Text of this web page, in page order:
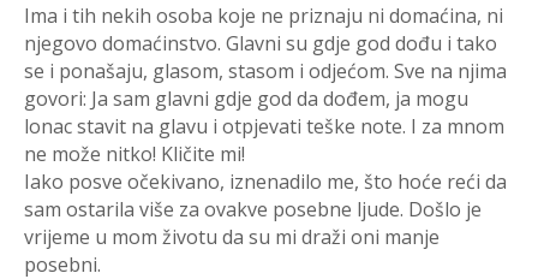
Ima i tih nekih osoba koje ne priznaju ni domaćina, ni
njegovo domaćinstvo. Glavni su gdje god dođu i tako
se i ponašaju, glasom, stasom i odjećom. Sve na njima
govori: Ja sam glavni gdje god da dođem, ja mogu
lonac stavit na glavu i otpjevati teške note. I za mnom
ne može nitko! Kličite mi!
Iako posve očekivano, iznenadilo me, što hoće reći da
sam ostarila više za ovakve posebne ljude. Došlo je
vrijeme u mom životu da su mi draži oni manje
posebni.